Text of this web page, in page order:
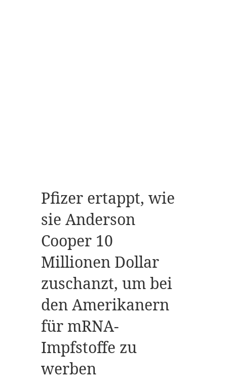
Pfizer ertappt, wie
sie Anderson
Cooper 10
Millionen Dollar
zuschanzt, um bei
den Amerikanern
für mRNA-
Impfstoffe zu
werben